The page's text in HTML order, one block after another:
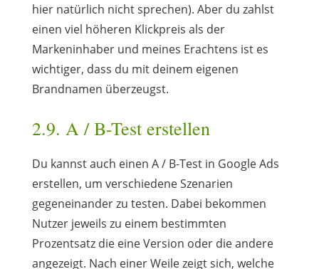
hier natürlich nicht sprechen). Aber du zahlst
einen viel höheren Klickpreis als der
Markeninhaber und meines Erachtens ist es
wichtiger, dass du mit deinem eigenen
Brandnamen überzeugst.
2.9. A / B-Test erstellen
Du kannst auch einen A / B-Test in Google Ads
erstellen, um verschiedene Szenarien
gegeneinander zu testen. Dabei bekommen
Nutzer jeweils zu einem bestimmten
Prozentsatz die eine Version oder die andere
angezeigt. Nach einer Weile zeigt sich, welche